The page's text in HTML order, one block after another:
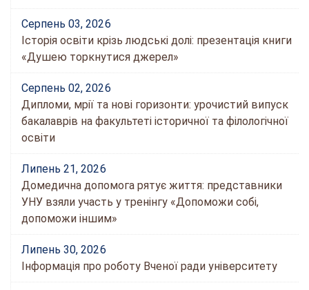
Серпень 03, 2026
Історія освіти крізь людські долі: презентація книги
«Душею торкнутися джерел»
Серпень 02, 2026
Дипломи, мрії та нові горизонти: урочистий випуск
бакалаврів на факультеті історичної та філологічної
освіти
Липень 21, 2026
Домедична допомога рятує життя: представники
УНУ взяли участь у тренінгу «Допоможи собі,
допоможи іншим»
Липень 30, 2026
Інформація про роботу Вченої ради університету